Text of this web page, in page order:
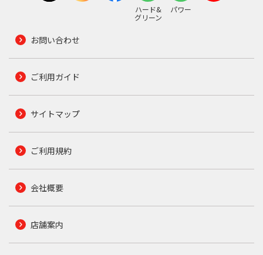
ハード&
グリーン
パワー
お問い合わせ
ご利用ガイド
サイトマップ
ご利用規約
会社概要
店舗案内